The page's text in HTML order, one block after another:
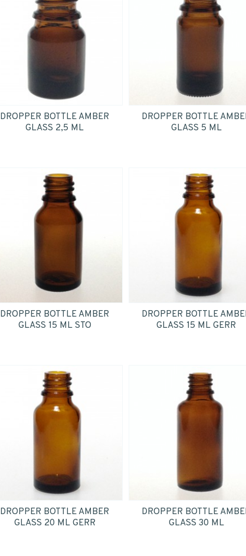
DROPPER BOTTLE AMBER
GLASS 2,5 ML
DROPPER BOTTLE
GLASS 5 ML
DROPPER BOTTLE AMBER
GLASS 15 ML STO
DROPPER BOTTLE
GLASS 15 ML GERR
DROPPER BOTTLE AMBER
GLASS 20 ML GERR
DROPPER BOTTLE
GLASS 30 ML
personal data.